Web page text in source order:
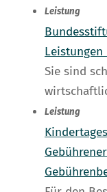
Leistung
Sie sind
Leistung